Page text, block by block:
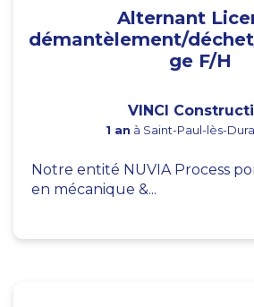
Alternant
démantèlement/
ge F/H
VINCI
1 an à Saint-Paul-lès-
Notre entité NUVIA Process
en mécanique &...